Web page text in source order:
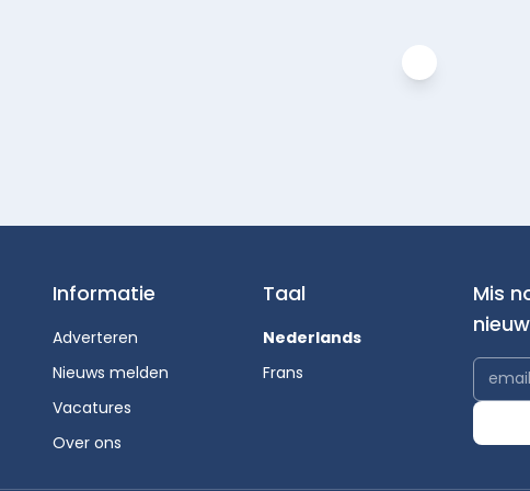
Informatie
Adverteren
Nieuws melden
Vacatures
Over ons
Taal
Nederlands
Frans
Mis
email